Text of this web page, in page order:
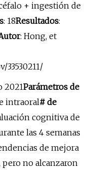
+ ingestión de
: 18Resultados:
: Hong, et
2021Parámetros de
intraoral# de
cognitiva de
las 4 semanas
de mejora
no alcanzaron